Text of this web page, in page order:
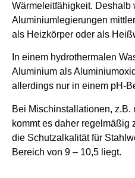
Wärmeleitfähigkeit. Deshalb
Aluminiumlegierungen
als Heizkörper oder als
In einem hydrothermalen
Aluminium als
allerdings nur in einem pH-
Bei Mischinstallationen, z.B.
kommt es daher regelmäßig
die Schutzalkalität für
Bereich von 9 – 10,5 liegt.